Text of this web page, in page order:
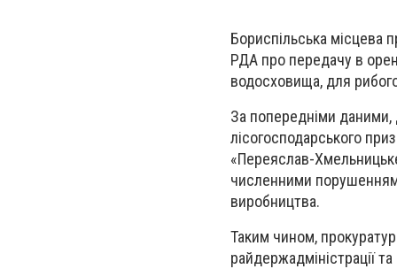
Бориспільська місцева
РДА про передачу в
водосховища, для
За попередніми даними,
лісогосподарського
«Переяслав-
численними
виробництва.
Таким чином,
райдержадміністрації